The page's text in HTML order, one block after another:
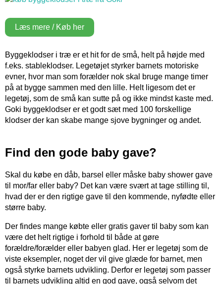
Læs mere / Køb her
Byggeklodser i træ er et hit for de små, helt på højde med
f.eks. stableklodser. Legetøjet styrker barnets motoriske
evner, hvor man som forælder nok skal bruge mange timer
på at bygge sammen med den lille. Helt ligesom det er
legetøj, som de små kan sutte på og ikke mindst kaste med.
Goki byggeklodser er et godt sæt med 100 forskellige
klodser der kan skabe mange sjove bygninger og andet.
Find den gode baby gave?
Skal du købe en dåb, barsel eller måske baby shower gave
til mor/far eller baby? Det kan være svært at tage stilling til,
hvad der er den rigtige gave til den kommende, nyfødte eller
større baby.
Der findes mange købte eller gratis gaver til baby som kan
være det helt rigtige i forhold til både at gøre
forældre/forælder eller babyen glad. Her er legetøj som de
viste eksempler, noget der vil give glæde for barnet, men
også styrke barnets udvikling. Derfor er legetøj som passer
til barnets udvikling altid en god gave, også selvom det